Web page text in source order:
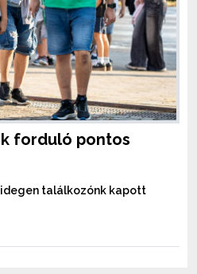
forduló pontos
idegen találkozónk kapott